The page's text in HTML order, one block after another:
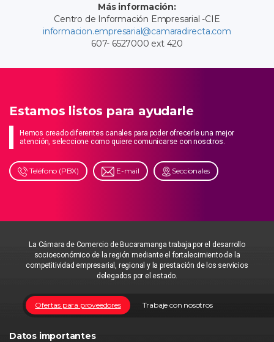
Más información:
Centro de Información Empresarial -CIE
informacion.empresarial@camaradirecta.com
607- 6527000 ext 420
Estamos listos para ayudarle
Hemos creado diferentes canales para poder ofrecerle una mejor
atención, seleccione como quiere comunicarse con nosotros.
Teléfono (PBX) E-mail Seccionales
La Cámara de Comercio de Bucaramanga trabaja por el desarrollo
socioeconómico de la región mediante el fortalecimiento de la
competitividad empresarial, regional y la prestación de los servicios
delegados por el estado.
Trabaje con nosotros
Ofertas para proveedores
Datos importantes